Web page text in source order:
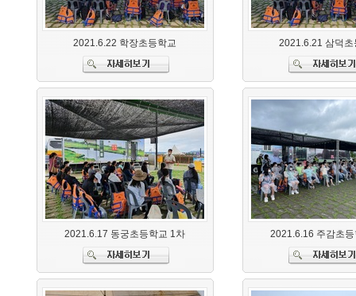
2021.6.22 학장초등학교 2021.6.21 삼덕초
2021.6.17 동궁초등학교 1차 2021.6.16 주감초